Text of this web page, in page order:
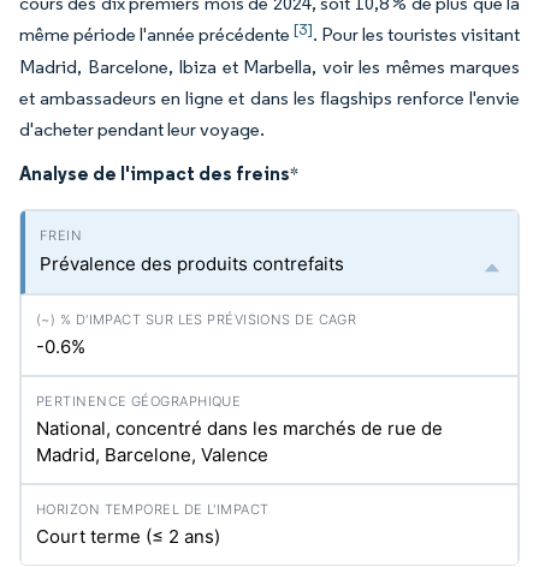
même période l'année précédente [3]. Pour les touristes visitant
Madrid, Barcelone, Ibiza et Marbella, voir les mêmes marques
et ambassadeurs en ligne et dans les flagships renforce l'envie
d'acheter pendant leur voyage.
Analyse de l'impact des freins*
Prévalence des produits contrefaits
-0.6%
National, concentré dans les marchés de rue de
Madrid, Barcelone, Valence
Court terme (≤ 2 ans)